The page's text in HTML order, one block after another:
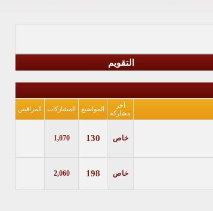
التقويم
آخر
مشاركة
المواضيع المشاركات المراقبين
خاص 130
1,070
خاص 198
2,060